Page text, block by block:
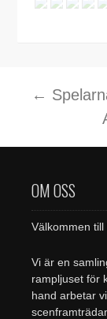
←
OM OSS
Välkommen till
Vi är en
rampljuset för
hand arbetar